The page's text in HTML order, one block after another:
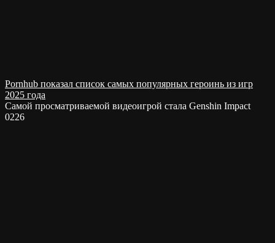
Pornhub показал список самых популярных героинь из игр
2025 года
Самой просматриваемой видеоигрой стала Genshin Impact
0226